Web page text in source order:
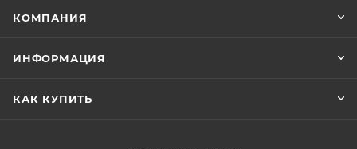
КОМПАНИЯ
ИНФОРМАЦИЯ
КАК КУПИТЬ